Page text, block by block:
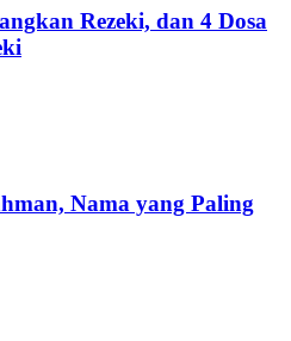
Rezeki, dan 4 Dosa
Nama yang Paling